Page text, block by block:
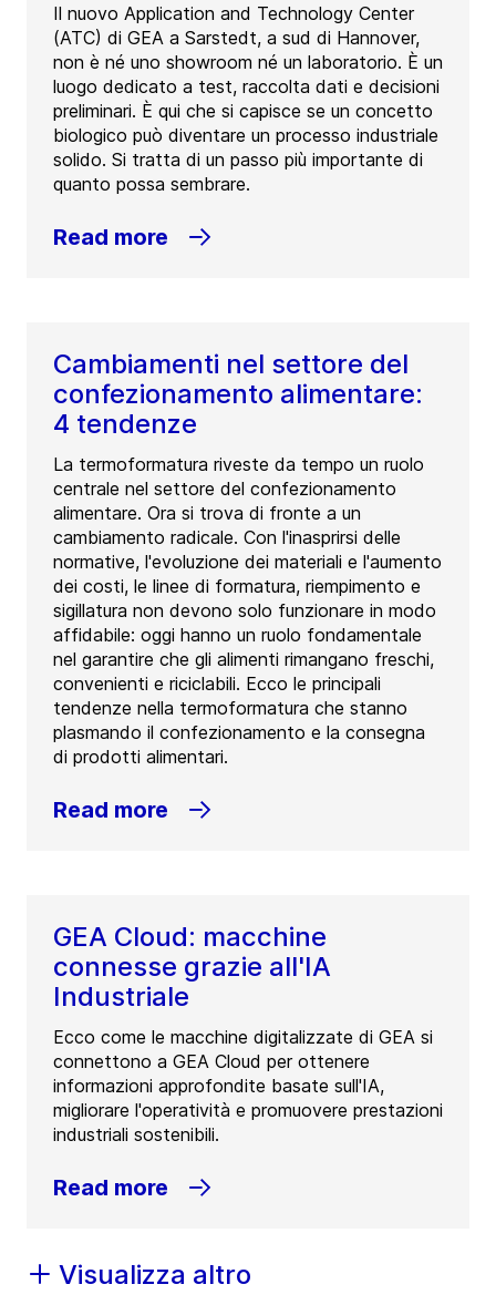
Il nuovo Application and Technology Center
(ATC) di GEA a Sarstedt, a sud di Hannover,
non è né uno showroom né un laboratorio. È un
luogo dedicato a test, raccolta dati e decisioni
preliminari. È qui che si capisce se un concetto
biologico può diventare un processo industriale
solido. Si tratta di un passo più importante di
quanto possa sembrare.
Read more
Cambiamenti nel settore del
confezionamento alimentare:
4 tendenze
La termoformatura riveste da tempo un ruolo
centrale nel settore del confezionamento
alimentare. Ora si trova di fronte a un
cambiamento radicale. Con l'inasprirsi delle
normative, l'evoluzione dei materiali e l'aumento
dei costi, le linee di formatura, riempimento e
sigillatura non devono solo funzionare in modo
affidabile: oggi hanno un ruolo fondamentale
nel garantire che gli alimenti rimangano freschi,
convenienti e riciclabili. Ecco le principali
tendenze nella termoformatura che stanno
plasmando il confezionamento e la consegna
di prodotti alimentari.
Read more
GEA Cloud: macchine
connesse grazie all'IA
Industriale
Ecco come le macchine digitalizzate di GEA si
connettono a GEA Cloud per ottenere
informazioni approfondite basate sull'IA,
migliorare l'operatività e promuovere prestazioni
industriali sostenibili.
Read more
Visualizza altro